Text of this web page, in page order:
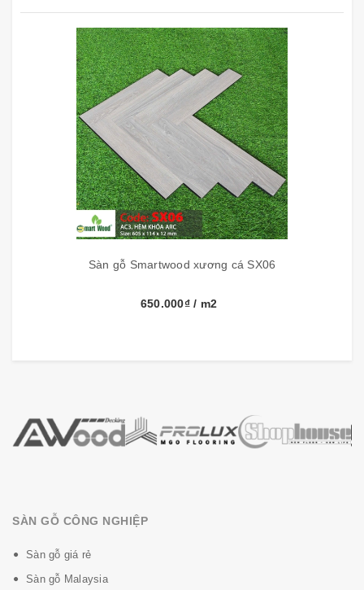
Sàn gỗ Smartwood xương cá SX06
650.000₫/ m2
SÀN GỖ CÔNG NGHIỆP
Sàn gỗ giá rẻ
Sàn gỗ Malaysia